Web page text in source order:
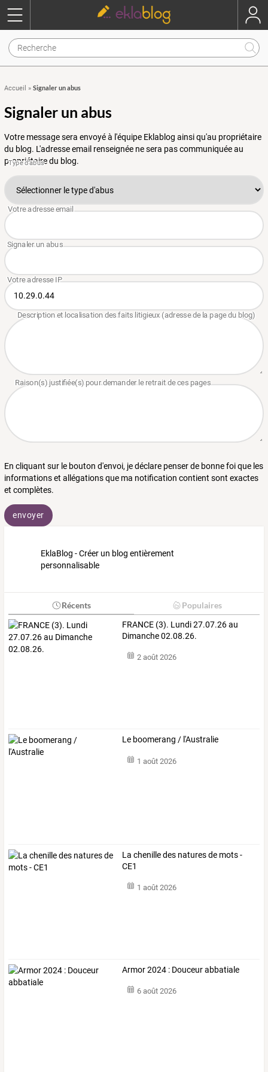
Accueil » Signaler un abus
Signaler un abus
Votre message sera envoyé à l'équipe Eklablog ainsi qu'au propriétaire
du blog. L'adresse email renseignée ne sera pas communiquée au
propriétaire du blog.
En cliquant sur le bouton d'envoi, je déclare penser de bonne foi que les
informations et allégations que ma notification contient sont exactes
et complètes.
envoyer
EklaBlog - Créer un blog entièrement
personnalisable
Récents Populaires
FRANCE (3). Lundi 27.07.26 au
Dimanche 02.08.26.
2 août 2026
Le boomerang / l'Australie
1 août 2026
La chenille des natures de mots -
CE1
1 août 2026
Armor 2024 : Douceur abbatiale
6 août 2026